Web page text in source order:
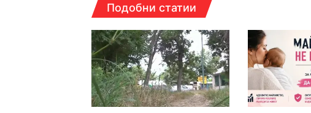
18:39ч, сряда, 5 август, 2026
Подобни статии